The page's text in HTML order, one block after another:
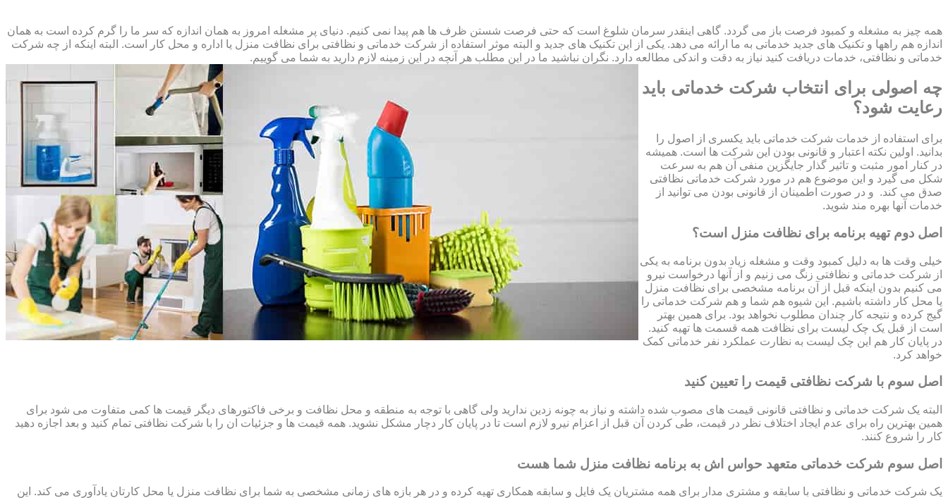
همه چیز به مشغله و کمبود فرصت باز می گردد. گاهی اینقدر سرمان شلوغ است که حتی فرصت شستن ظرف ها هم پیدا نمی کنیم. دنیای پر مشغله امروز به همان اندازه که سر ما را گرم کرده است به همان
اندازه هم راهها و تکنیک های جدید خدماتی به ما ارائه می دهد. یکی از این تکنیک های جدید و البته موثر استفاده از شرکت خدماتی و نظافتی برای نظافت منزل یا اداره و محل کار است. البته اینکه از چه شرکت
خدماتی و نظافتی، خدمات دریافت کنید نیاز به دقت و اندکی مطالعه دارد. نگران نباشید ما در این مطلب هر آنچه در این زمینه لازم دارید به شما می گوییم.
چه اصولی برای انتخاب شرکت خدماتی باید
رعایت شود؟
برای استفاده از خدمات شرکت خدماتی باید یکسری از اصول را
بدانید. اولین نکته اعتبار و قانونی بودن این شرکت ها است. همیشه
در کنار امور مثبت و تاثیر گذار جایگزین منفی آن هم به سرعت
شکل می گیرد و این موضوع هم در مورد شرکت خدماتی نظافتی
صدق می کند. و در صورت اطمینان از قانونی بودن می توانید از
خدمات آنها بهره مند شوید.
اصل دوم تهیه برنامه برای نظافت منزل است؟
خیلی وقت ها به دلیل کمبود وقت و مشغله زیاد بدون برنامه به یکی
از شرکت خدماتی و نظافتی زنگ می زنیم و از آنها درخواست نیرو
می کنیم بدون اینکه قبل از آن برنامه مشخصی برای نظافت منزل
یا محل کار داشته باشیم. این شیوه هم شما و هم شرکت خدماتی را
گیج کرده و نتیجه کار چندان مطلوب نخواهد بود. برای همین بهتر
است از قبل یک چک لیست برای نظافت همه قسمت ها تهیه کنید.
در پایان کار هم این چک لیست به نظارت عملکرد نفر خدماتی کمک
خواهد کرد.
اصل سوم با شرکت نظافتی قیمت را تعیین کنید
البته یک شرکت خدماتی و نظافتی قانونی قیمت های مصوب شده داشته و نیاز به چونه زدین ندارید ولی گاهی با توجه به منطقه و محل نظافت و برخی فاکتورهای دیگر قیمت ها کمی متفاوت می شود برای
همین بهترین راه برای عدم ایجاد اختلاف نظر در قیمت، طی کردن آن قبل از اعزام نیرو لازم است تا در پایان کار دچار مشکل نشوید. همه قیمت ها و جزئیات ان را با شرکت نظافتی تمام کنید و بعد اجازه دهید
کار را شروع کنند.
اصل سوم شرکت خدماتی متعهد حواس اش به برنامه نظافت منزل شما هست
یک شرکت خدماتی و نظافتی با سابقه و مشتری مدار برای همه مشتریان یک فایل و سابقه همکاری تهیه کرده و در هر بازه های زمانی مشخصی به شما برای نظافت منزل یا محل کارتان یادآوری می کند. این